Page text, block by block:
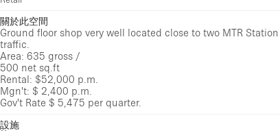
關於此空間
Ground floor shop very well located close to two MTR
traffic.
Area: 635 gross /
500 net sq.ft
Rental: $52,000 p.m.
Mgn't: $ 2,400 p.m.
Gov't Rate $ 5,475 per quarter.
設施